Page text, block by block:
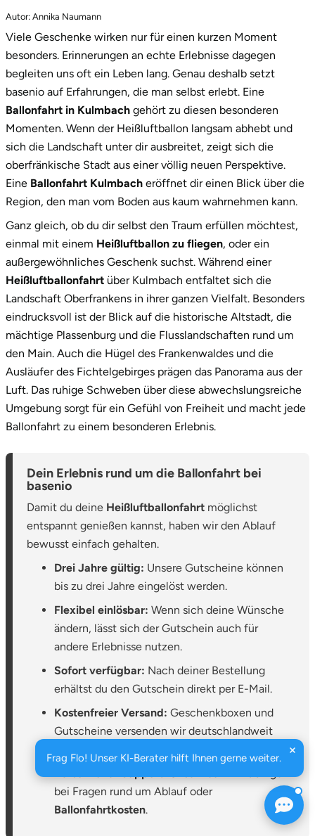
1. Kulmbach und Oberfranken aus der
Vogelperspektive entdecken
2. Diese Korbvarianten stehen dir zur Auswahl
2.1 Ballonfahrt im Gruppenkorb
2.2 Exklusive Ballonfahrt für zwei Personen
Panoramakorb mit besonders freier Aussicht
3. Wichtige Hinweise zur Ballonfahrt
Autor: Annika Naumann
Viele Geschenke wirken nur für einen kurzen Moment
besonders. Erinnerungen an echte Erlebnisse dagegen
begleiten uns oft ein Leben lang. Genau deshalb setzt
basenio auf Erfahrungen, die man selbst erlebt. Eine
Ballonfahrt in Kulmbach gehört zu diesen besonderen
Momenten. Wenn der Heißluftballon langsam abhebt und
sich die Landschaft unter dir ausbreitet, zeigt sich die
oberfränkische Stadt aus einer völlig neuen Perspektive.
Eine Ballonfahrt Kulmbach eröffnet dir einen Blick über die
Region, den man vom Boden aus kaum wahrnehmen kann.
Ganz gleich, ob du dir selbst den Traum erfüllen möchtest,
einmal mit einem Heißluftballon zu fliegen, oder ein
außergewöhnliches Geschenk suchst. Während einer
Heißluftballonfahrt über Kulmbach entfaltet sich die
Landschaft Oberfrankens in ihrer ganzen Vielfalt. Besonders
eindrucksvoll ist der Blick auf die historische Altstadt, die
mächtige Plassenburg und die Flusslandschaften rund um
den Main. Auch die Hügel des Frankenwaldes und die
Ausläufer des Fichtelgebirges prägen das Panorama aus der
Luft. Das ruhige Schweben über diese abwechslungsreiche
Umgebung sorgt für ein Gefühl von Freiheit und macht jede
Ballonfahrt zu einem besonderen Erlebnis.
Dein Erlebnis rund um die Ballonfahrt bei
basenio
Damit du deine Heißluftballonfahrt möglichst
entspannt genießen kannst, haben wir den Ablauf
bewusst einfach gehalten.
Drei Jahre gültig: Unsere Gutscheine können
bis zu drei Jahre eingelöst werden.
Flexibel einlösbar: Wenn sich deine Wünsche
ändern, lässt sich der Gutschein auch für
andere Erlebnisse nutzen.
Sofort verfügbar: Nach deiner Bestellung
erhältst du den Gutschein direkt per E-Mail.
Kostenfreier Versand: Geschenkboxen und
Gutscheine versenden wir deutschlandweit
bei Fragen rund um Ablauf oder
Ballonfahrtkosten.
Frag Flo! Unser KI-Berater hilft Ihnen gerne weiter.